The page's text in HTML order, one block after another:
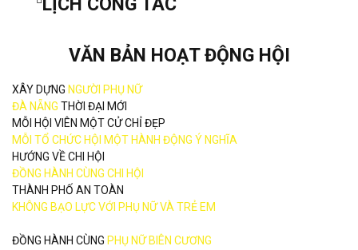
LỊCH CÔNG TÁC
VĂN BẢN HOẠT ĐỘNG HỘI
XÂY DỰNG NGƯỜI PHỤ NỮ
ĐÀ NẴNG THỜI ĐẠI MỚI
MỖI HỘI VIÊN MỘT CỬ CHỈ ĐẸP
MỖI TỔ CHỨC HỘI MỘT HÀNH ĐỘNG Ý NGHĨA
HƯỚNG VỀ CHI HỘI
ĐỒNG HÀNH CÙNG CHI HỘI
THÀNH PHỐ AN TOÀN
KHÔNG BẠO LỰC VỚI PHỤ NỮ VÀ TRẺ EM
ĐỒNG HÀNH CÙNG PHỤ NỮ BIÊN CƯƠNG